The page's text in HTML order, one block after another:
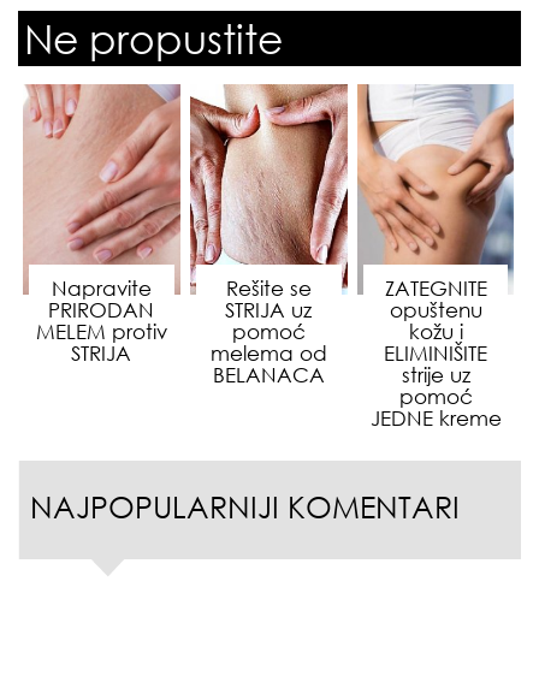
Ne propustite
Napravite
PRIRODAN
MELEM protiv
STRIJA
Rešite se
STRIJA uz
pomoć
melema od
BELANACA
ZATEGNITE
opuštenu
kožu i
ELIMINIŠITE
strije uz
pomoć
JEDNE kreme
NAJPOPULARNIJI KOMENTARI